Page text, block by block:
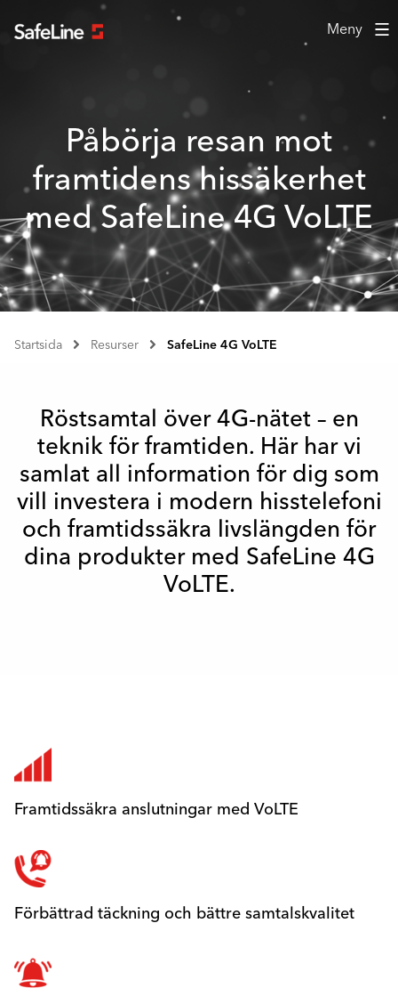
Meny
Startsida Resurser SafeLine 4G VoLTE
Påbörja resan mot
framtidens hissäkerhet
med SafeLine 4G VoLTE
Röstsamtal över 4G-nätet – en
teknik för framtiden. Här har vi
samlat all information för dig som
vill investera i modern hisstelefoni
och framtidssäkra livslängden för
dina produkter med SafeLine 4G
VoLTE.
Framtidssäkra anslutningar med VoLTE
Förbättrad täckning och bättre samtalskvalitet